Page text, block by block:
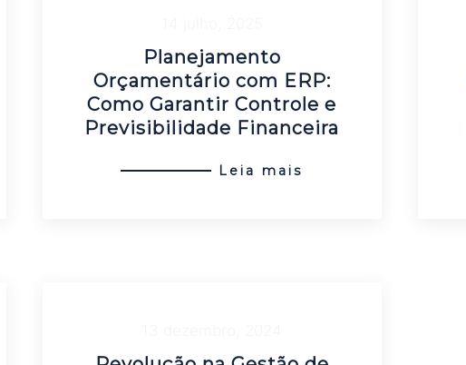
Planejamento
Orçamentário com ERP:
Como Garantir Controle e
Previsibilidade Financeira
Leia mais